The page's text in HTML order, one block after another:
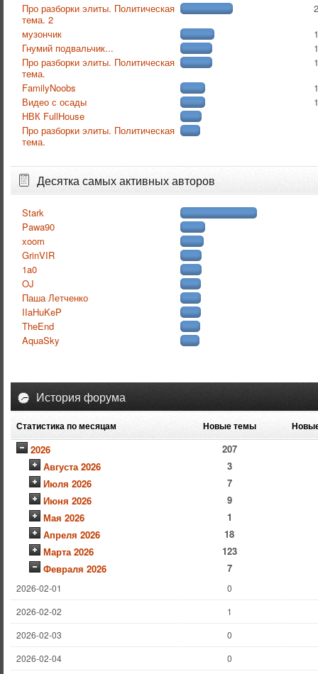
Про разборки элиты. Политическая
тема. 2
музончик
Гнумий подвальчик...
Про разборки элиты. Политическая
тема.
FamilyNoobs
Видео с осады
НВК FullHouse
Про разборки элиты. Политическая
тема.
Десятка самых активных авторов
Stark
Pawa90
xoom
GrinVIR
1a0
OJ
Паша Летченко
IIaHuKeP
TheEnd
AquaSky
История форума
Статистика по месяцам Новые темы
2026
207
Августа 2026
3
Июля 2026
7
Июня 2026
9
Мая 2026
1
Апреля 2026
18
Марта 2026
123
Февраля 2026
7
2026-02-01
0
2026-02-02
1
2026-02-03
0
2026-02-04
0